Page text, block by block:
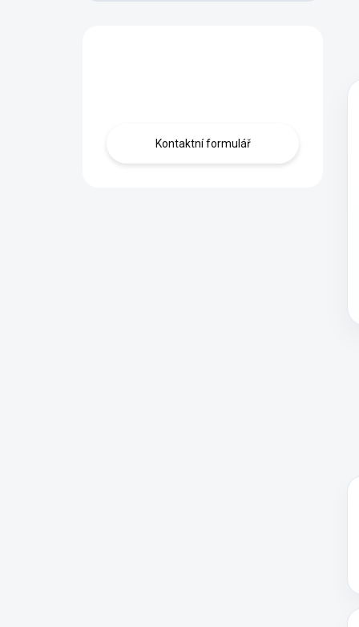
Kontaktní formulář